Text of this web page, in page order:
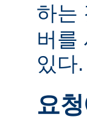
하는
버를
있다.
요